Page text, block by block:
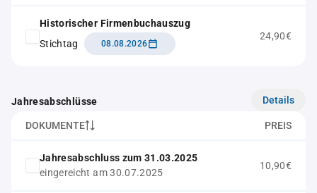
Historischer Firmenbuchauszug
Stichtag
08.08.2026
24,90€
Jahresabschlüsse Details
DOKUMENTE PREIS
Jahresabschluss zum 31.03.2025
eingereicht am 30.07.2025
10,90€